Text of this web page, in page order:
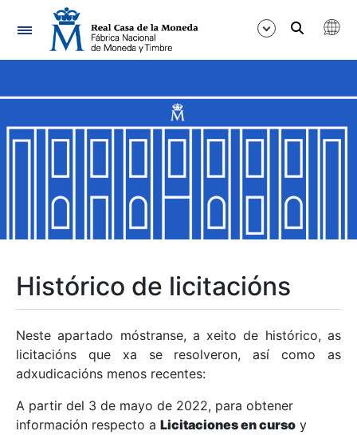
Navegación
Mostrar/Ocultar
Mostrar/Ocultar
Mostrar/Ocultar
Mostrar/Ocultar
Mostrar/Ocultar
Histórico de licitacións
Neste apartado móstranse, a xeito de histórico, as
licitacións que xa se resolveron, así como as
adxudicacións menos recentes:
A partir del 3 de mayo de 2022, para obtener
información respecto a Licitaciones en curso y